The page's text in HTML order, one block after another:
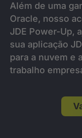
Além de uma
Oracle, nosso
JDE Power-Up,
sua aplicação
para a nuvem e
trabalho